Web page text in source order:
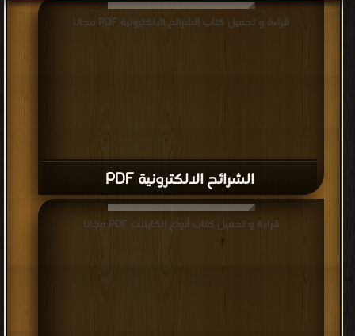
الشرائح الالكترونية PDF
قراءة و تحميل كتاب الشرائح الالكترونية PDF مجانا
قراءة و تحميل كتاب أنواع الكابلات PDF مجانا